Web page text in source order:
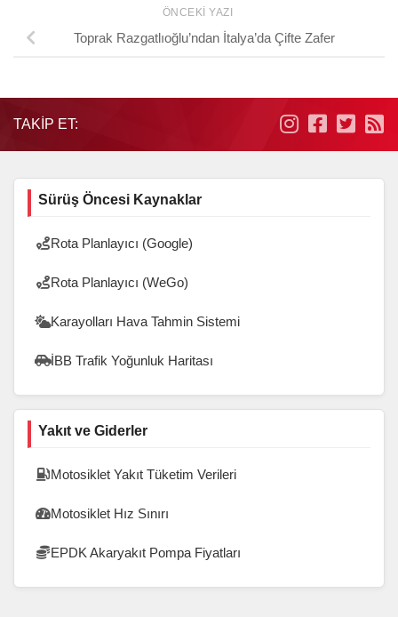
ÖNCEKI YAZI
Toprak Razgatlıoğlu’ndan İtalya’da Çifte Zafer
TAKIP ET:
Sürüş Öncesi Kaynaklar
Rota Planlayıcı (Google)
Rota Planlayıcı (WeGo)
Karayolları Hava Tahmin Sistemi
İBB Trafik Yoğunluk Haritası
Yakıt ve Giderler
Motosiklet Yakıt Tüketim Verileri
Motosiklet Hız Sınırı
EPDK Akaryakıt Pompa Fiyatları